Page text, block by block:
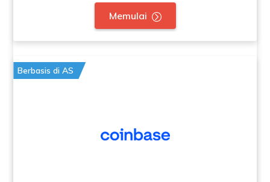
Memulai
Berbasis di AS